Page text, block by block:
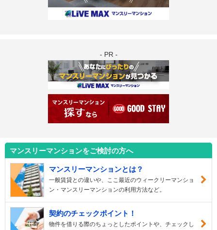
- PR -
マンスリーマンションをご検討の方へ
マンスリーマンションとは？
一般賃貸との違いや、ここ最近のウィークリーマンショ
ン・マンスリーマンションの利用方法など。
契約のチェックポイント！
物件を借りる際のちょっとしたポイントや、チェックし